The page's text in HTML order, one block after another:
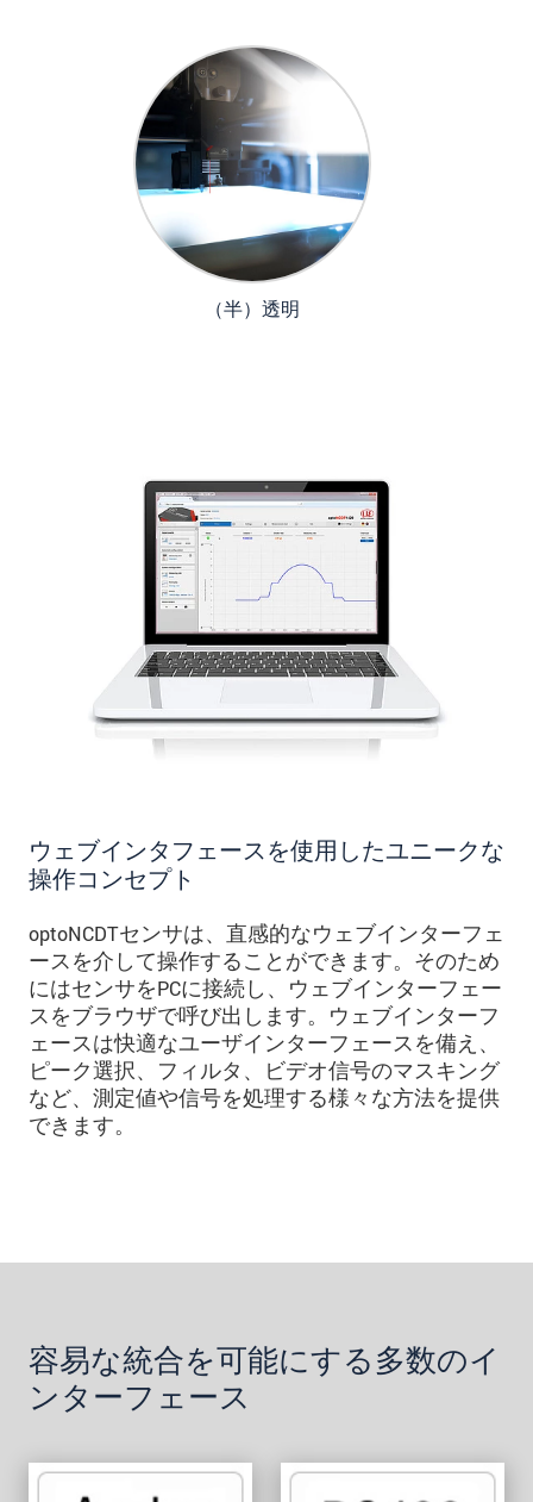
（半）透明
ウェブインタフェースを使用したユニークな
操作コンセプト
optoNCDTセンサは、直感的なウェブインターフェ
ースを介して操作することができます。そのため
にはセンサをPCに接続し、ウェブインターフェー
スをブラウザで呼び出します。ウェブインターフ
ェースは快適なユーザインターフェースを備え、
ピーク選択、フィルタ、ビデオ信号のマスキング
など、測定値や信号を処理する様々な方法を提供
できます。
容易な統合を可能にする多数のイ
ンターフェース